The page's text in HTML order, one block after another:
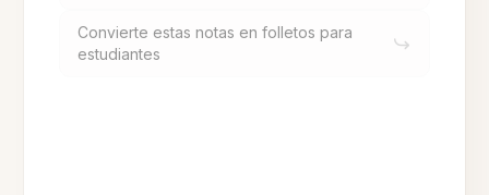
Convierte estas notas en folletos para
estudiantes